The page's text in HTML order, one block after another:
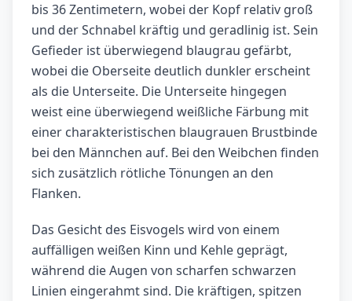
bis 36 Zentimetern, wobei der Kopf relativ groß
und der Schnabel kräftig und geradlinig ist. Sein
Gefieder ist überwiegend blaugrau gefärbt,
wobei die Oberseite deutlich dunkler erscheint
als die Unterseite. Die Unterseite hingegen
weist eine überwiegend weißliche Färbung mit
einer charakteristischen blaugrauen Brustbinde
bei den Männchen auf. Bei den Weibchen finden
sich zusätzlich rötliche Tönungen an den
Flanken.
Das Gesicht des Eisvogels wird von einem
auffälligen weißen Kinn und Kehle geprägt,
während die Augen von scharfen schwarzen
Linien eingerahmt sind. Die kräftigen, spitzen